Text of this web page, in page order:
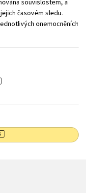
souvislostem, a
časovém sledu.
onemocněních